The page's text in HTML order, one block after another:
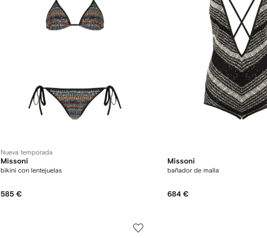
Nueva temporada
Missoni
bikini con lentejuelas
585 €
Missoni
bañador de malla
684 €